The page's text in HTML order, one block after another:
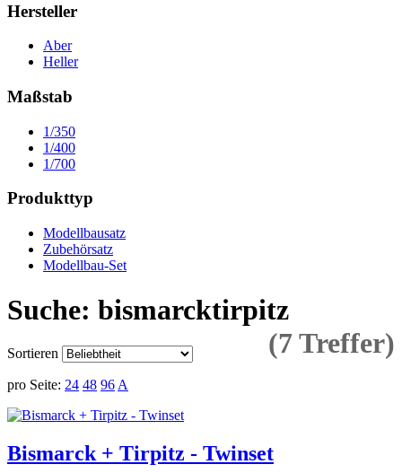
Hersteller
Aber
Heller
Maßstab
1/350
1/400
1/700
Produkttyp
Modellbausatz
Zubehörsatz
Modellbau-Set
Suche: bismarcktirpitz
(7 Treffer)
Sortieren
pro Seite: 24 48 96 A
Bismarck + Tirpitz - Twinset